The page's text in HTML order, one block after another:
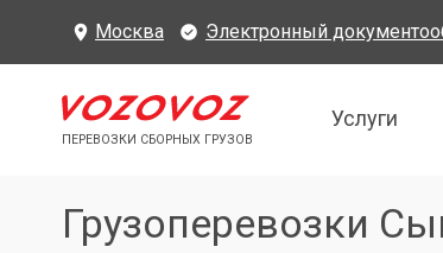
Москва Электронный
ПЕРЕВОЗКИ СБОРНЫХ ГРУЗОВ
Услуги
Грузоперевозки